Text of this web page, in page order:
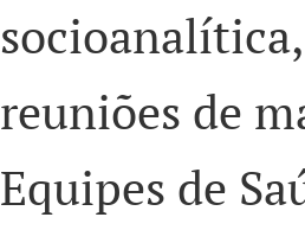
reuniões de
Equipes de